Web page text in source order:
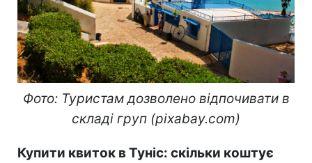
Фото: Туристам дозволено відпочивати в
складі груп (pixabay.com)
Купити квиток в Туніс: скільки коштує